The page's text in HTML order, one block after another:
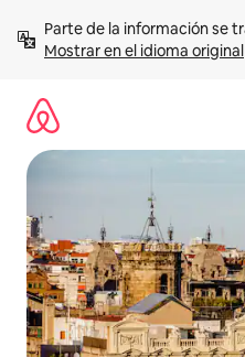
contenidoMostrar en el idioma original